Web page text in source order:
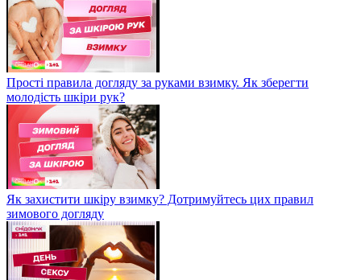
Прості правила догляду за руками взимку. Як зберегти
молодість шкіри рук?
Як захистити шкіру взимку? Дотримуйтесь цих правил
зимового догляду